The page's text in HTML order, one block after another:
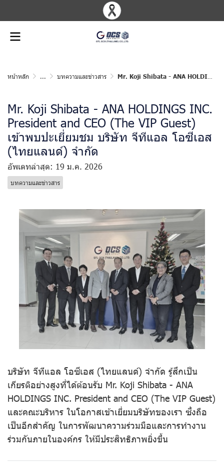
หน้าหลัก ... บทความและข่าวสาร Mr. Koji Shibata - ANA HOLDINGS INC. President and CEO (The VIP Guest) เข้าพบปะเยี่ยมชม บริษัท จีทีแอล โอซีเอส (ไทยแลนด์) จำกัด
Mr. Koji Shibata - ANA HOLDINGS INC.
President and CEO (The VIP Guest)
เข้าพบปะเยี่ยมชม บริษัท จีทีแอล โอซีเอส
(ไทยแลนด์) จำกัด
อัพเดทล่าสุด: 19 ม.ค. 2026
บทความและข่าวสาร
บริษัท จีทีแอล โอซีเอส (ไทยแลนด์) จำกัด รู้สึกเป็น
เกียรติอย่างสูงที่ได้ต้อนรับ Mr. Koji Shibata - ANA
HOLDINGS INC. President and CEO (The VIP Guest)
และคณะบริหาร ในโอกาสเข้าเยี่ยมบริษัทของเรา ซึ่งถือ
เป็นอีกสำคัญ ในการพัฒนาความร่วมมือและการทำงาน
ร่วมกันภายในองค์กร ให้มีประสิทธิภาพยิ่งขึ้น